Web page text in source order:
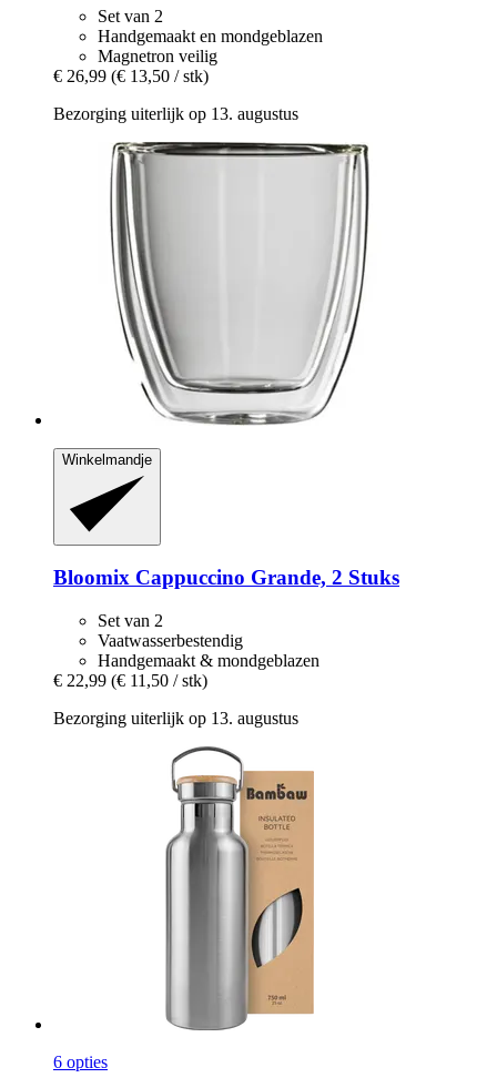
Set van 2
Handgemaakt en mondgeblazen
Magnetron veilig
€ 26,99 (€ 13,50 / stk)
Bezorging uiterlijk op 13. augustus
Winkelmandje
Bloomix Cappuccino Grande, 2 Stuks
Set van 2
Vaatwasserbestendig
Handgemaakt & mondgeblazen
€ 22,99 (€ 11,50 / stk)
Bezorging uiterlijk op 13. augustus
6 opties